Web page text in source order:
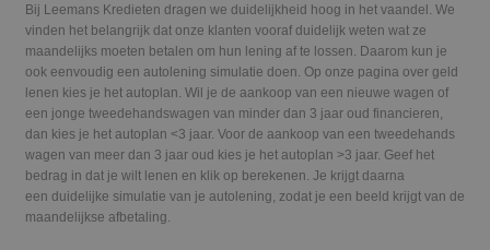
Bij Leemans Kredieten dragen we duidelijkheid hoog in het vaandel. We
vinden het belangrijk dat onze klanten vooraf duidelijk weten wat ze
maandelijks moeten betalen om hun lening af te lossen. Daarom kun je
ook eenvoudig een autolening simulatie doen. Op onze pagina over geld
lenen kies je het autoplan. Wil je de aankoop van een nieuwe wagen of
een jonge tweedehandswagen van minder dan 3 jaar oud financieren,
dan kies je het autoplan <3 jaar. Voor de aankoop van een tweedehands
wagen van meer dan 3 jaar oud kies je het autoplan >3 jaar. Geef het
bedrag in dat je wilt lenen en klik op berekenen. Je krijgt daarna
een duidelijke simulatie van je autolening, zodat je een beeld krijgt van de
maandelijkse afbetaling.